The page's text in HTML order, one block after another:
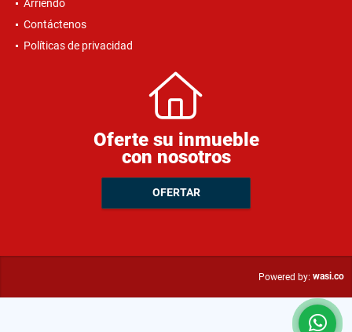
Arriendo
Contáctenos
Políticas de privacidad
Oferte su inmueble
con nosotros
OFERTAR
Powered by: wasi.co